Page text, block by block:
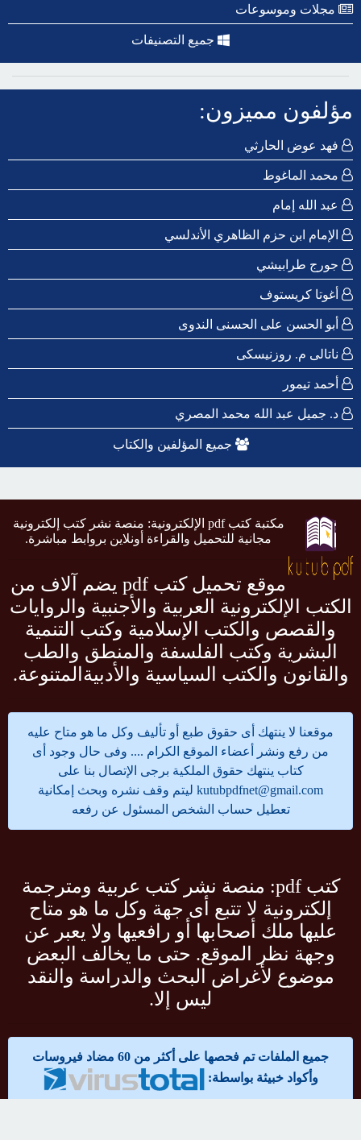
مجلات وموسوعات
جميع التصنيفات
مؤلفون مميزون:
فهد عوض الحارثي
محمد الماغوط
عبد الله إمام
الإمام ابن حزم الظاهري الأندلسي
جورج طرابيشي
أغوتا كريستوف
أبو الحسن على الحسنى الندوى
ناتالى م. روزنيسكى
أحمد تيمور
د. جميل عبد الله محمد المصري
جميع المؤلفين والكتاب
مكتبة كتب pdf الإلكترونية: منصة نشر كتب إلكترونية
مجانية للتحميل والقراءة أونلاين بروابط مباشرة.
موقع تحميل كتب pdf يضم آلاف من
الكتب الإلكترونية العربية والأجنبية والروايات
والقصص والكتب الإسلامية وكتب التنمية
البشرية وكتب الفلسفة والمنطق والطب
والقانون والكتب السياسية والأدبيةالمتنوعة.
موقعنا لا ينتهك أى حقوق طبع أو تأليف وكل ما هو متاح عليه
من رفع ونشر أعضاء الموقع الكرام .... وفى حال وجود أى
كتاب ينتهك حقوق الملكية برجى الإتصال بنا على
kutubpdfnet@gmail.com ليتم وقف نشره وبحث إمكانية
تعطيل حساب الشخص المسئول عن رفعه
كتب pdf: منصة نشر كتب عربية ومترجمة
إلكترونية لا تتبع أى جهة وكل ما هو متاح
عليها ملك أصحابها أو رافعيها ولا يعبر عن
وجهة نظر الموقع. حتى ما يخالف البعض
موضوع لأغراض البحث والدراسة والنقد
ليس إلا.
جميع الملفات تم فحصها على أكثر من 60 مضاد فيروسات
وأكواد خبيثة بواسطة: